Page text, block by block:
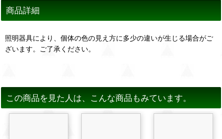
商品詳細
照明器具により、個体の色の見え方に多少の違いが生じる場合がご
ざいます。ご了承ください。
この商品を見た人は、こんな商品もみています。